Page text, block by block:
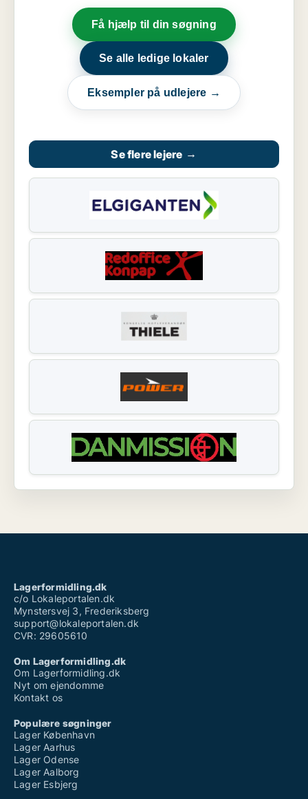
Få hjælp til din søgning
Se alle ledige lokaler
Eksempler på udlejere →
Se flere lejere →
Lagerformidling.dk
c/o Lokaleportalen.dk
Mynstersvej 3, Frederiksberg
support@lokaleportalen.dk
CVR: 29605610
Om Lagerformidling.dk
Om Lagerformidling.dk
Nyt om ejendomme
Kontakt os
Populære søgninger
Lager København
Lager Aarhus
Lager Odense
Lager Aalborg
Lager Esbjerg